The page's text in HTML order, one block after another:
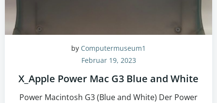
by Computermuseum1
Februar 19, 2023
X_Apple Power Mac G3 Blue and White
Power Macintosh G3 (Blue and White) Der Power